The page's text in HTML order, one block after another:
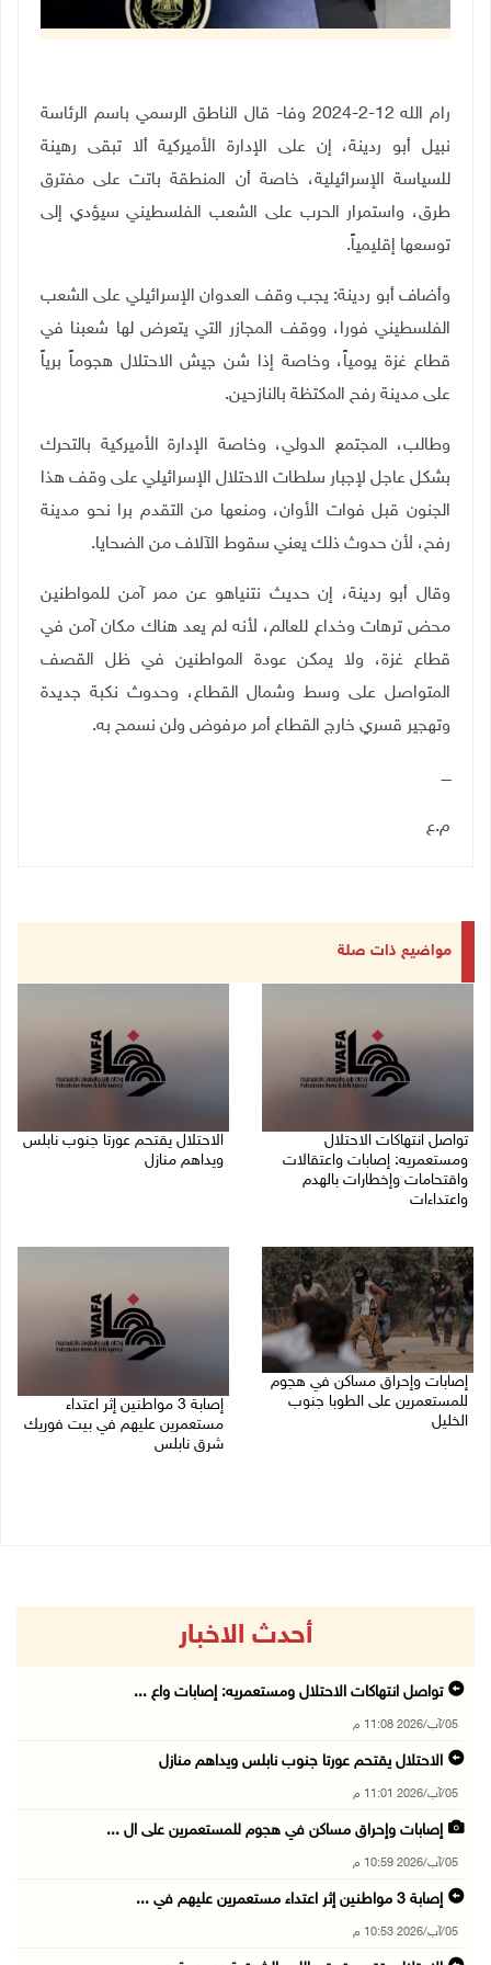
رام الله 12-2-2024 وفا- قال الناطق الرسمي باسم الرئاسة
نبيل أبو ردينة، إن على الإدارة الأميركية ألا تبقى رهينة
للسياسة الإسرائيلية، خاصة أن المنطقة باتت على مفترق
طرق، واستمرار الحرب على الشعب الفلسطيني سيؤدي إلى
توسعها إقليمياً.
وأضاف أبو ردينة: يجب وقف العدوان الإسرائيلي على الشعب
الفلسطيني فورا، ووقف المجازر التي يتعرض لها شعبنا في
قطاع غزة يومياً، وخاصة إذا شن جيش الاحتلال هجوماً برياً
على مدينة رفح المكتظة بالنازحين.
وطالب، المجتمع الدولي، وخاصة الإدارة الأميركية بالتحرك
بشكل عاجل لإجبار سلطات الاحتلال الإسرائيلي على وقف هذا
الجنون قبل فوات الأوان، ومنعها من التقدم برا نحو مدينة
رفح، لأن حدوث ذلك يعني سقوط الآلاف من الضحايا.
وقال أبو ردينة، إن حديث نتنياهو عن ممر آمن للمواطنين
محض ترهات وخداع للعالم، لأنه لم يعد هناك مكان آمن في
قطاع غزة، ولا يمكن عودة المواطنين في ظل القصف
المتواصل على وسط وشمال القطاع، وحدوث نكبة جديدة
وتهجير قسري خارج القطاع أمر مرفوض ولن نسمح به.
ــــ
م.ع
مواضيع ذات صلة
تواصل انتهاكات الاحتلال
ومستعمريه: إصابات واعتقالات
واقتحامات وإخطارات بالهدم
واعتداءات
الاحتلال يقتحم عورتا جنوب نابلس
ويداهم منازل
إصابات وإحراق مساكن في هجوم
للمستعمرين على الطوبا جنوب
الخليل
إصابة 3 مواطنين إثر اعتداء
مستعمرين عليهم في بيت فوريك
شرق نابلس
أحدث الاخبار
تواصل انتهاكات الاحتلال ومستعمريه: إصابات واع ...
05/آب/2026 11:08 م
الاحتلال يقتحم عورتا جنوب نابلس ويداهم منازل
05/آب/2026 11:01 م
إصابات وإحراق مساكن في هجوم للمستعمرين على ال ...
05/آب/2026 10:59 م
إصابة 3 مواطنين إثر اعتداء مستعمرين عليهم في ...
05/آب/2026 10:53 م